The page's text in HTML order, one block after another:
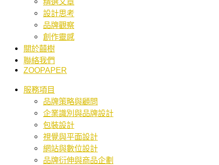
設計思考
品牌觀察
創作靈感
關於囍樹
聯絡我們
ZOOPAPER
服務項目
品牌策略與顧問
企業識別與品牌設計
包裝設計
視覺與平面設計
網站與數位設計
品牌衍伸與商品企劃